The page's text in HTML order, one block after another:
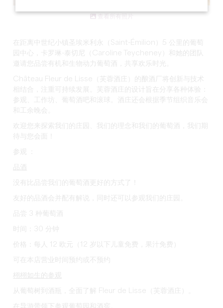
查看所有照片
在距离中世纪小镇圣埃米利永（Saint-Émilion）5 公里的葡萄
园中心，卡罗琳-泰切尼（Caroline Teycheney）和她的团队
邀请您品尝有机和生物动力葡萄酒，共享欢乐时光。
Château Fleur de Lisse（芙蓉酒庄）的酿酒厂将创新与技术
相结合，注重可持续发展。芙蓉酒庄的设计旨在分享各种体验：
参观、工作坊、葡萄酒吧和滚球。酒庄还会根据季节组织音乐会
和工余晚会。
欢迎您来探索我们的庄园、我们的理念和我们的葡萄酒，我们期
待与您会面！
参观 ：
品酒
没有比品尝我们的葡萄酒更好的方式了！
友好的品酒会并配有解说，同时还可以参观我们的庄园。
品尝 3 种葡萄酒
时间：30 分钟
价格：每人 12 欧元（12 岁以下儿童免费，果汁免费）
可在本店营业时间预约或不预约
栩栩如生的参观
从葡萄树到酒瓶，全面了解 Fleur de Lisse（芙蓉酒庄）。
在导游带领下参观葡萄园和酒窖。